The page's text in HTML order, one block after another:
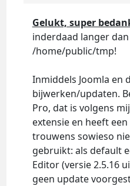
Gelukt, super
inderdaad langer
/home/public/tmp!
Inmiddels Joomla en
bijwerken/updaten.
Pro, dat is volgens
extensie en heeft
trouwens sowieso
gebruikt: als default
Editor (versie 2.5.16
geen update